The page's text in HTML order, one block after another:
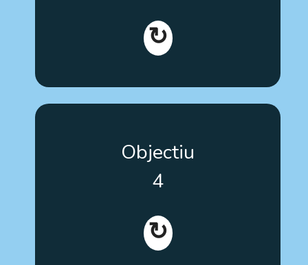
↻
Objectiu
4
↻
persones amb autisme en la presa de decisions
sobre els seus propis processos terapèutics.